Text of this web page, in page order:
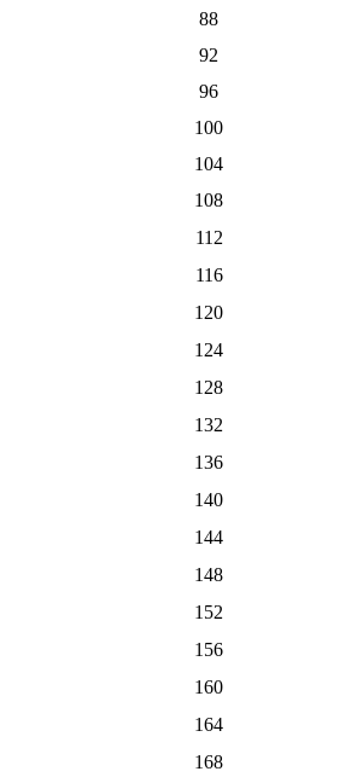
88
92
96
100
104
108
112
116
120
124
128
132
136
140
144
148
152
156
160
164
168